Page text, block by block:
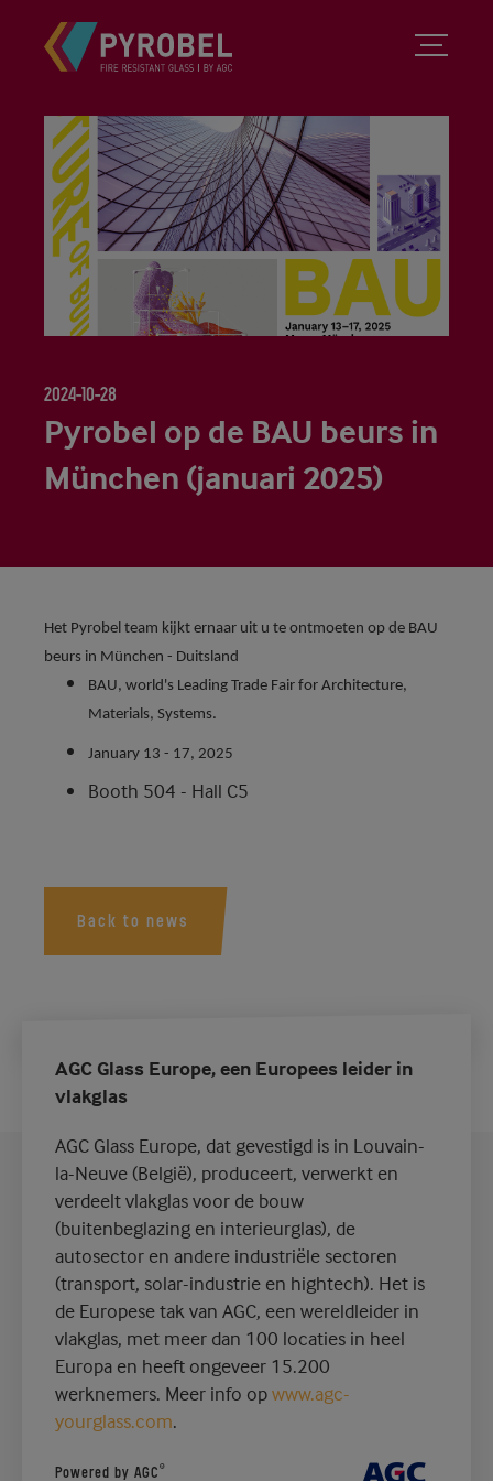
2024-10-28
Pyrobel op de BAU beurs in
München (januari 2025)
Het Pyrobel team kijkt ernaar uit u te ontmoeten op de BAU
beurs in München - Duitsland
BAU, world's Leading Trade Fair for Architecture,
Materials, Systems.
January 13 - 17, 2025
Booth 504 - Hall C5
Back to news
AGC Glass Europe, een Europees leider in
vlakglas
AGC Glass Europe, dat gevestigd is in Louvain-
la-Neuve (België), produceert, verwerkt en
verdeelt vlakglas voor de bouw
(buitenbeglazing en interieurglas), de
autosector en andere industriële sectoren
(transport, solar-industrie en hightech). Het is
de Europese tak van AGC, een wereldleider in
vlakglas, met meer dan 100 locaties in heel
Europa en heeft ongeveer 15.200
werknemers. Meer info opwww.agc-
yourglass.com.
Powered by AGC®